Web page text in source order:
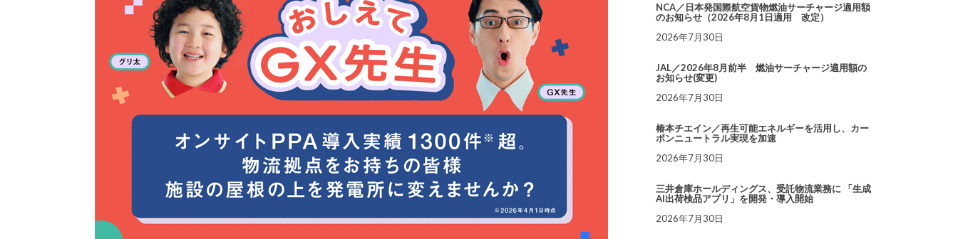
NCA／日本発国際航空貨物燃油サーチャージ適用額
のお知らせ（2026年8月1日適用 改定）
2026年7月30日
JAL／2026年8月前半 燃油サーチャージ適用額の
お知らせ(変更)
2026年7月30日
椿本チエイン／再生可能エネルギーを活用し、カー
ボンニュートラル実現を加速
2026年7月30日
三井倉庫ホールディングス、受託物流業務に 「生成
AI出荷検品アプリ」を開発・導入開始
2026年7月30日